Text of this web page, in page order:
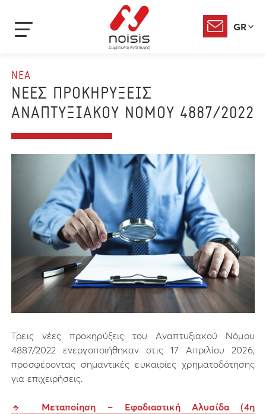
GR
ΝΕΑ
ΝΕΕΣ ΠΡΟΚΗΡΥΞΕΙΣ
ΑΝΑΠΤΥΞΙΑΚΟΥ ΝΟΜΟΥ 4887/2022
Τρεις νέες προκηρύξεις του Αναπτυξιακού Νόμου
4887/2022 ενεργοποιήθηκαν στις 17 Απριλίου 2026,
προσφέροντας σημαντικές ευκαιρίες χρηματοδότησης
για επιχειρήσεις.
🔹 Μεταποίηση – Εφοδιαστική Αλυσίδα (4η